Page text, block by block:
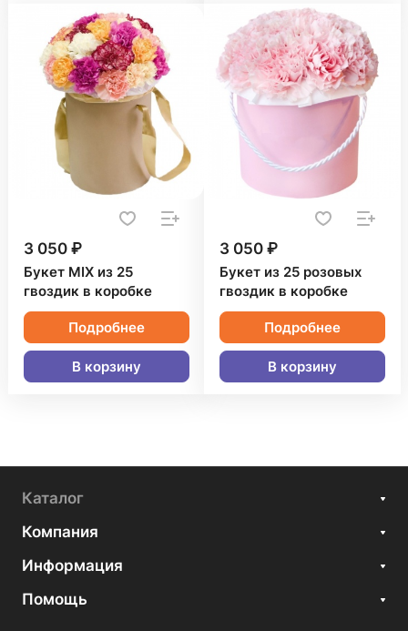
3 050 ₽
Букет MIX из 25
гвоздик в коробке
Подробнее
В корзину
3 050 ₽
Букет из 25 розовых
гвоздик в коробке
Подробнее
В корзину
Каталог
Компания
Информация
Помощь